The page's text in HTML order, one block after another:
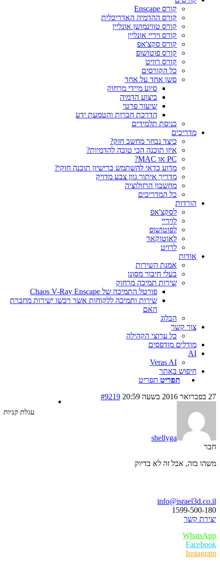
קורס Enscape
קורס ההדמיה האדריכלית
קורס טווינמושן אונליין
קורס ויריי אונליין
קורס סקצ'אפ
קורס פוטושופ
קורס רוויט
כל הקורסים
סשן אחד על אחד
סיוע מיידי מרחוק
ביצוע הדמיה
שיעור פרטי
הדרכת חברות והטמעת ידע
כניסת תלמידים
מדריכים
כיצד נבחר מחשב חזק?
איזו תוכנה הכי טובה להדמיות?‎‎
PC או MAC?
מדוע כדאי להשתמש ברישיון תוכנה חוקי?
מדריך איתור גוון צבע מדויק
מחשבון הרזולוציה
כל המדריכים
הורדות
לסקצ'אפ
לויריי
לפוטושופ
לאוטוקאד
לרויט
אודות
אמנת השירות
בעלי חיבור מסונן
שירות תמיכה מרחוק
פורטל התמיכה של Chaos V-Ray Enscape
שירות ותמיכה ללקוחות אשר רכשו ישירות מחברת
הבלוג
צור קשר
כל ערוצי הקהילה
מודלים מודפסים
AI
Veras AI
חיפוש באתר
תפריט תפריט
עגלת קניות
#9219
shellyga
כזה, אבל זה לא בדיוק
1599-
קשר